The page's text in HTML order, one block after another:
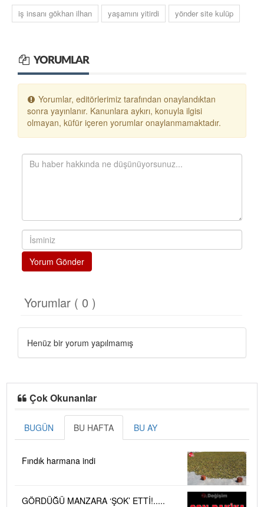
iş insanı gökhan ilhan yaşamını yitirdi yönder site kulüp
YORUMLAR
Yorumlar, editörlerimiz tarafından onaylandıktan
sonra yayınlanır. Kanunlara aykırı, konuyla ilgisi
olmayan, küfür içeren yorumlar onaylanmamaktadır.
Yorum Gönder
Yorumlar ( 0 )
Henüz bir yorum yapılmamış
Çok Okunanlar
BUGÜN BU HAFTA BU AY
Fındık harmana indi
GÖRDÜĞÜ MANZARA ‘ŞOK’ ETTİ!.....